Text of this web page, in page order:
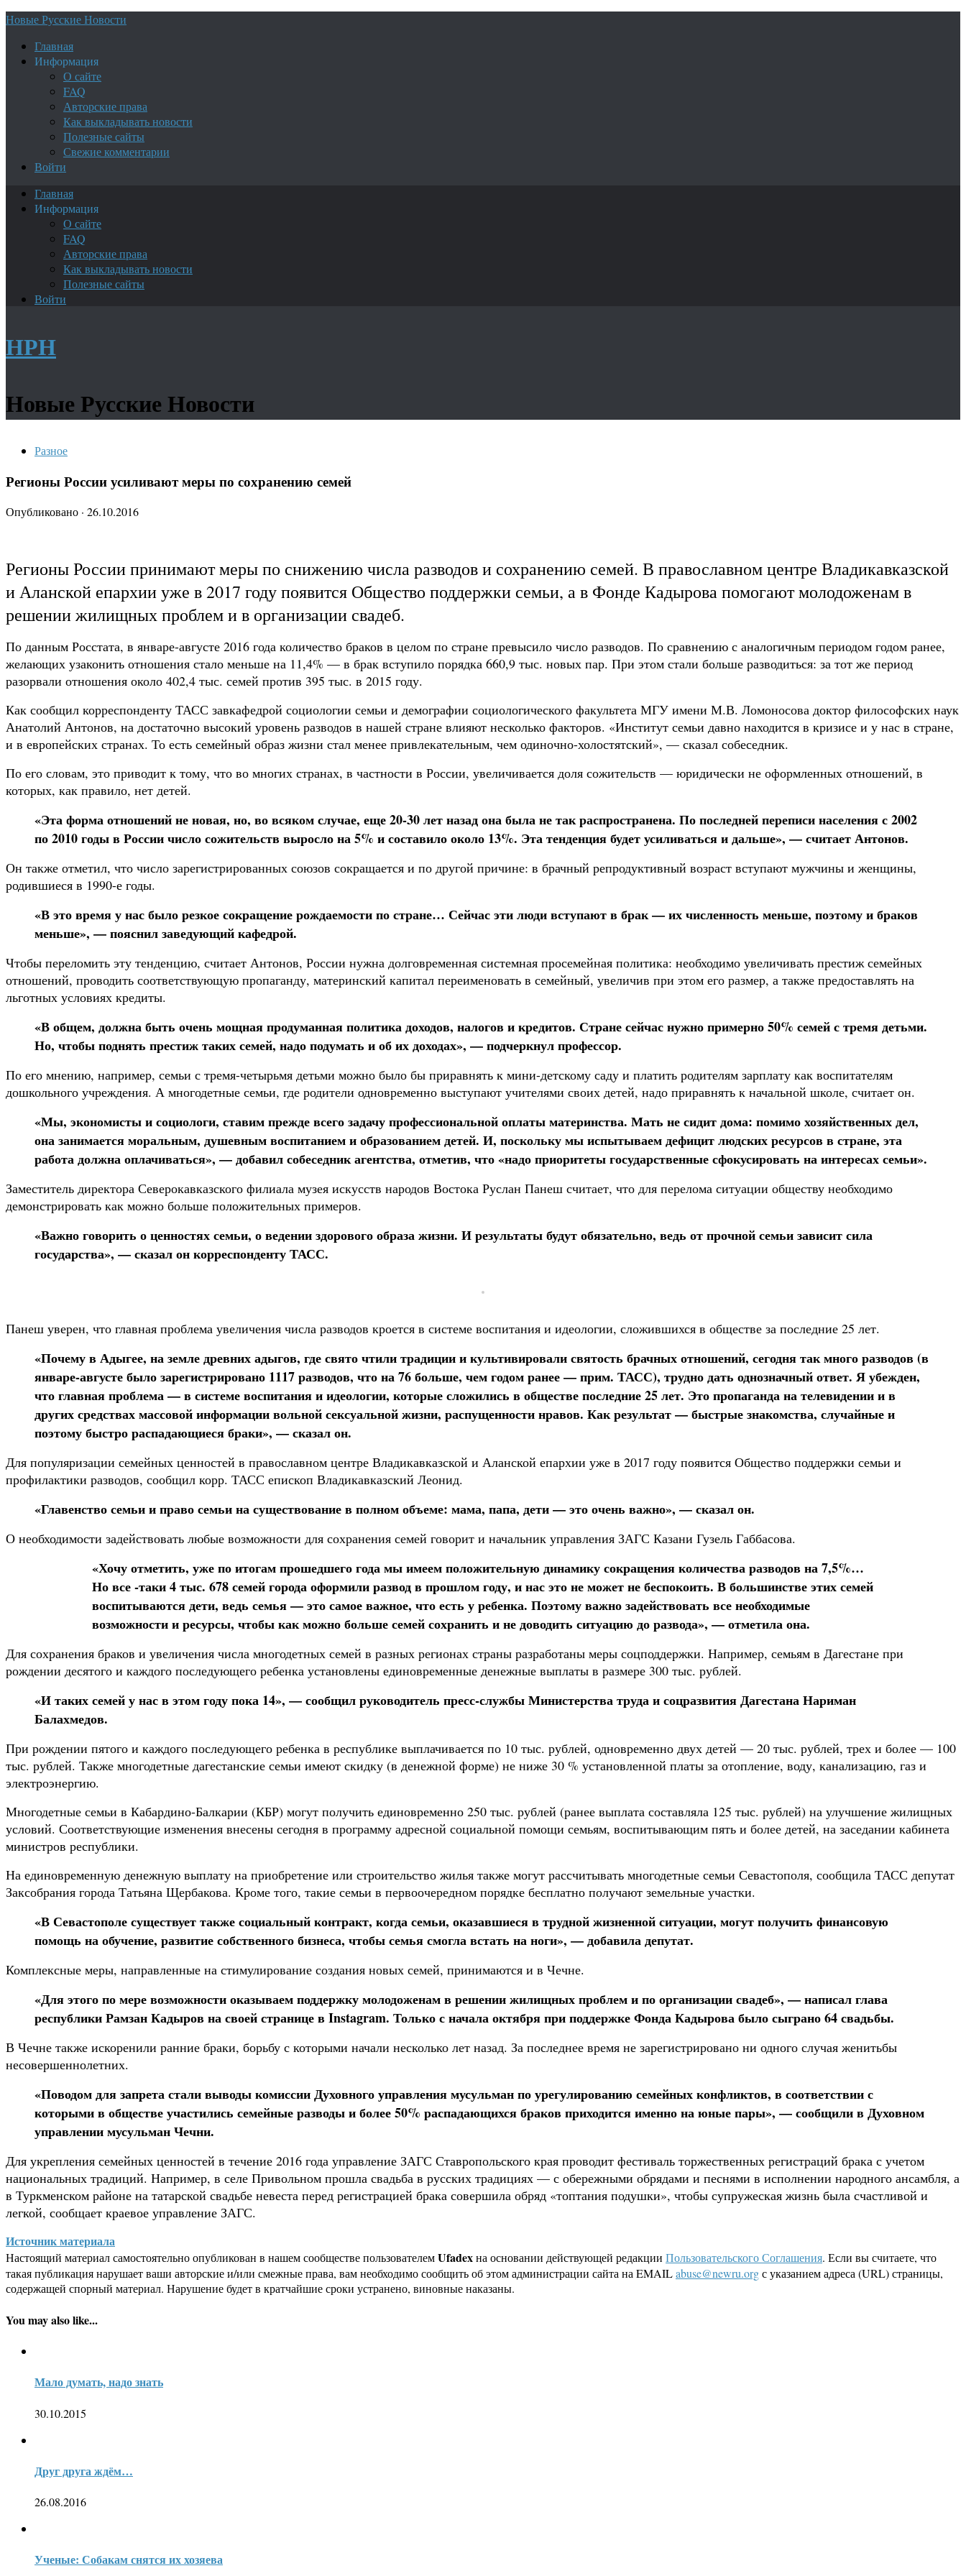
Новые Русские Новости
Главная
Информация
О сайте
FAQ
Авторские права
Как выкладывать новости
Полезные сайты
Свежие комментарии
Войти
Главная
Информация
О сайте
FAQ
Авторские права
Как выкладывать новости
Полезные сайты
Войти
НРН
Новые Русские Новости
Разное
Регионы России усиливают меры по сохранению семей
Опубликовано · 26.10.2016
Регионы России принимают меры по снижению числа разводов и сохранению семей. В православном центре Владикавказской
и Аланской епархии уже в 2017 году появится Общество поддержки семьи, а в Фонде Кадырова помогают молодоженам в
решении жилищных проблем и в организации свадеб.
По данным Росстата, в январе-августе 2016 года количество браков в целом по стране превысило число разводов. По сравнению с аналогичным периодом годом ранее,
желающих узаконить отношения стало меньше на 11,4% — в брак вступило порядка 660,9 тыс. новых пар. При этом стали больше разводиться: за тот же период
разорвали отношения около 402,4 тыс. семей против 395 тыс. в 2015 году.
Как сообщил корреспонденту ТАСС завкафедрой социологии семьи и демографии социологического факультета МГУ имени М.В. Ломоносова доктор философских наук
Анатолий Антонов, на достаточно высокий уровень разводов в нашей стране влияют несколько факторов. «Институт семьи давно находится в кризисе и у нас в стране,
и в европейских странах. То есть семейный образ жизни стал менее привлекательным, чем одиночно-холостятский», — сказал собеседник.
По его словам, это приводит к тому, что во многих странах, в частности в России, увеличивается доля сожительств — юридически не оформленных отношений, в
которых, как правило, нет детей.
«Эта форма отношений не новая, но, во всяком случае, еще 20-30 лет назад она была не так распространена. По последней переписи населения с 2002
по 2010 годы в России число сожительств выросло на 5% и составило около 13%. Эта тенденция будет усиливаться и дальше», — считает Антонов.
Он также отметил, что число зарегистрированных союзов сокращается и по другой причине: в брачный репродуктивный возраст вступают мужчины и женщины,
родившиеся в 1990-е годы.
«В это время у нас было резкое сокращение рождаемости по стране… Сейчас эти люди вступают в брак — их численность меньше, поэтому и браков
меньше», — пояснил заведующий кафедрой.
Чтобы переломить эту тенденцию, считает Антонов, России нужна долговременная системная просемейная политика: необходимо увеличивать престиж семейных
отношений, проводить соответствующую пропаганду, материнский капитал переименовать в семейный, увеличив при этом его размер, а также предоставлять на
льготных условиях кредиты.
«В общем, должна быть очень мощная продуманная политика доходов, налогов и кредитов. Стране сейчас нужно примерно 50% семей с тремя детьми.
Но, чтобы поднять престиж таких семей, надо подумать и об их доходах», — подчеркнул профессор.
По его мнению, например, семьи с тремя-четырьмя детьми можно было бы приравнять к мини-детскому саду и платить родителям зарплату как воспитателям
дошкольного учреждения. А многодетные семьи, где родители одновременно выступают учителями своих детей, надо приравнять к начальной школе, считает он.
«Мы, экономисты и социологи, ставим прежде всего задачу профессиональной оплаты материнства. Мать не сидит дома: помимо хозяйственных дел,
она занимается моральным, душевным воспитанием и образованием детей. И, поскольку мы испытываем дефицит людских ресурсов в стране, эта
работа должна оплачиваться», — добавил собеседник агентства, отметив, что «надо приоритеты государственные сфокусировать на интересах семьи».
Заместитель директора Северокавказского филиала музея искусств народов Востока Руслан Панеш считает, что для перелома ситуации обществу необходимо
демонстрировать как можно больше положительных примеров.
«Важно говорить о ценностях семьи, о ведении здорового образа жизни. И результаты будут обязательно, ведь от прочной семьи зависит сила
государства», — сказал он корреспонденту ТАСС.
Панеш уверен, что главная проблема увеличения числа разводов кроется в системе воспитания и идеологии, сложившихся в обществе за последние 25 лет.
«Почему в Адыгее, на земле древних адыгов, где свято чтили традиции и культивировали святость брачных отношений, сегодня так много разводов (в
январе-августе было зарегистрировано 1117 разводов, что на 76 больше, чем годом ранее — прим. ТАСС), трудно дать однозначный ответ. Я убежден,
что главная проблема — в системе воспитания и идеологии, которые сложились в обществе последние 25 лет. Это пропаганда на телевидении и в
других средствах массовой информации вольной сексуальной жизни, распущенности нравов. Как результат — быстрые знакомства, случайные и
поэтому быстро распадающиеся браки», — сказал он.
Для популяризации семейных ценностей в православном центре Владикавказской и Аланской епархии уже в 2017 году появится Общество поддержки семьи и
профилактики разводов, сообщил корр. ТАСС епископ Владикавказский Леонид.
«Главенство семьи и право семьи на существование в полном объеме: мама, папа, дети — это очень важно», — сказал он.
О необходимости задействовать любые возможности для сохранения семей говорит и начальник управления ЗАГС Казани Гузель Габбасова.
«Хочу отметить, уже по итогам прошедшего года мы имеем положительную динамику сокращения количества разводов на 7,5%…
Но все -таки 4 тыс. 678 семей города оформили развод в прошлом году, и нас это не может не беспокоить. В большинстве этих семей
воспитываются дети, ведь семья — это самое важное, что есть у ребенка. Поэтому важно задействовать все необходимые
возможности и ресурсы, чтобы как можно больше семей сохранить и не доводить ситуацию до развода», — отметила она.
Для сохранения браков и увеличения числа многодетных семей в разных регионах страны разработаны меры соцподдержки. Например, семьям в Дагестане при
рождении десятого и каждого последующего ребенка установлены единовременные денежные выплаты в размере 300 тыс. рублей.
«И таких семей у нас в этом году пока 14», — сообщил руководитель пресс-службы Министерства труда и соцразвития Дагестана Нариман
Балахмедов.
При рождении пятого и каждого последующего ребенка в республике выплачивается по 10 тыс. рублей, одновременно двух детей — 20 тыс. рублей, трех и более — 100
тыс. рублей. Также многодетные дагестанские семьи имеют скидку (в денежной форме) не ниже 30 % установленной платы за отопление, воду, канализацию, газ и
электроэнергию.
Многодетные семьи в Кабардино-Балкарии (КБР) могут получить единовременно 250 тыс. рублей (ранее выплата составляла 125 тыс. рублей) на улучшение жилищных
условий. Соответствующие изменения внесены сегодня в программу адресной социальной помощи семьям, воспитывающим пять и более детей, на заседании кабинета
министров республики.
На единовременную денежную выплату на приобретение или строительство жилья также могут рассчитывать многодетные семьи Севастополя, сообщила ТАСС депутат
Заксобрания города Татьяна Щербакова. Кроме того, такие семьи в первоочередном порядке бесплатно получают земельные участки.
«В Севастополе существует также социальный контракт, когда семьи, оказавшиеся в трудной жизненной ситуации, могут получить финансовую
помощь на обучение, развитие собственного бизнеса, чтобы семья смогла встать на ноги», — добавила депутат.
Комплексные меры, направленные на стимулирование создания новых семей, принимаются и в Чечне.
«Для этого по мере возможности оказываем поддержку молодоженам в решении жилищных проблем и по организации свадеб», — написал глава
республики Рамзан Кадыров на своей странице в Instagram. Только с начала октября при поддержке Фонда Кадырова было сыграно 64 свадьбы.
В Чечне также искоренили ранние браки, борьбу с которыми начали несколько лет назад. За последнее время не зарегистрировано ни одного случая женитьбы
несовершеннолетних.
«Поводом для запрета стали выводы комиссии Духовного управления мусульман по урегулированию семейных конфликтов, в соответствии с
которыми в обществе участились семейные разводы и более 50% распадающихся браков приходится именно на юные пары», — сообщили в Духовном
управлении мусульман Чечни.
Для укрепления семейных ценностей в течение 2016 года управление ЗАГС Ставропольского края проводит фестиваль торжественных регистраций брака с учетом
национальных традиций. Например, в селе Привольном прошла свадьба в русских традициях — с обережными обрядами и песнями в исполнении народного ансамбля, а
в Туркменском районе на татарской свадьбе невеста перед регистрацией брака совершила обряд «топтания подушки», чтобы супружеская жизнь была счастливой и
легкой, сообщает краевое управление ЗАГС.
Источник материала
Настоящий материал самостоятельно опубликован в нашем сообществе пользователемUfadexна основании действующей редакции Пользовательского Соглашения. Если вы считаете, что
такая публикация нарушает ваши авторские и/или смежные права, вам необходимо сообщить об этом администрации сайта на EMAILabuse@newru.orgс указанием адреса (URL) страницы,
содержащей спорный материал. Нарушение будет в кратчайшие сроки устранено, виновные наказаны.
You may also like...
Мало думать, надо знать
30.10.2015
Друг друга ждём…
26.08.2016
Ученые: Собакам снятся их хозяева